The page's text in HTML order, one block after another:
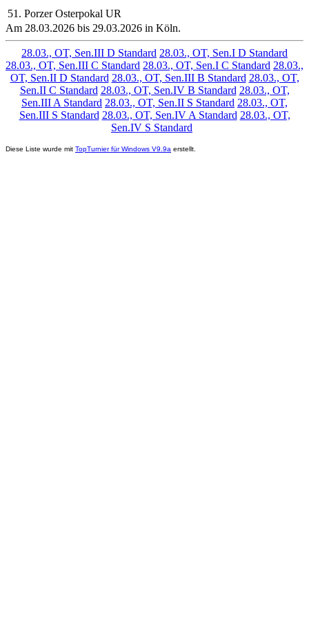
51. Porzer Osterpokal UR
Am 28.03.2026 bis 29.03.2026 in Köln.
28.03., OT, Sen.III D Standard 28.03., OT, Sen.I D Standard
28.03., OT, Sen.III C Standard 28.03., OT, Sen.I C Standard 28.03.,
OT, Sen.II D Standard 28.03., OT, Sen.III B Standard 28.03., OT,
Sen.II C Standard 28.03., OT, Sen.IV B Standard 28.03., OT,
Sen.III A Standard 28.03., OT, Sen.II S Standard 28.03., OT,
Sen.III S Standard 28.03., OT, Sen.IV A Standard 28.03., OT,
Sen.IV S Standard
Diese Liste wurde mit TopTurnier für Windows V9.9a erstellt.